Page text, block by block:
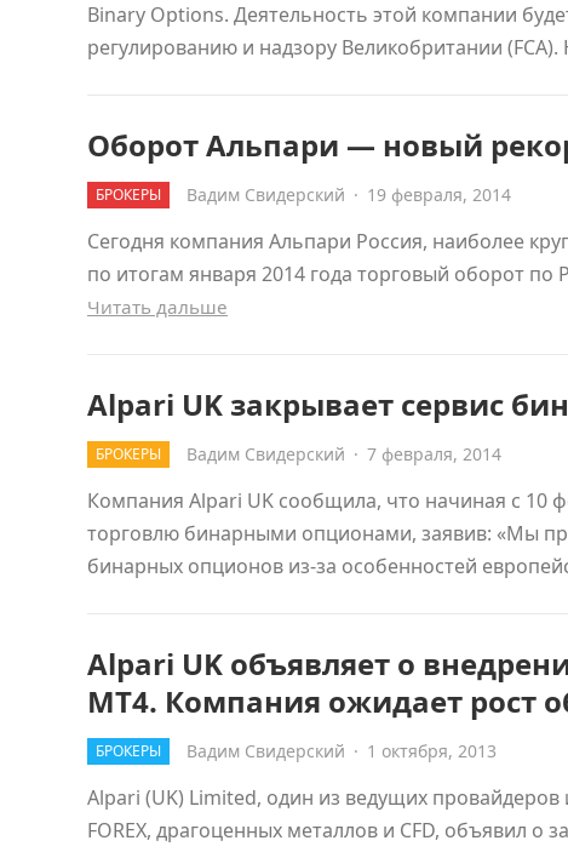
Binary Options. Деятельность этой компании
регулированию и надзору Великобритании
Оборот Альпари — новый
БРОКЕРЫ Вадим Свидерский · 19 февраля, 2014
Сегодня компания Альпари Россия, наиболее
по итогам января 2014 года торговый оборот
Читать дальше
Alpari UK закрывает сервис
БРОКЕРЫ Вадим Свидерский · 7 февраля, 2014
Компания Alpari UK сообщила, что начиная с 10
торговлю бинарными опционами, заявив: «Мы
бинарных опционов из-за особенностей
Alpari UK объявляет о
MT4. Компания ожидает рост
БРОКЕРЫ Вадим Свидерский · 1 октября, 2013
Alpari (UK) Limited, один из ведущих
FOREX, драгоценных металлов и CFD, объявил о